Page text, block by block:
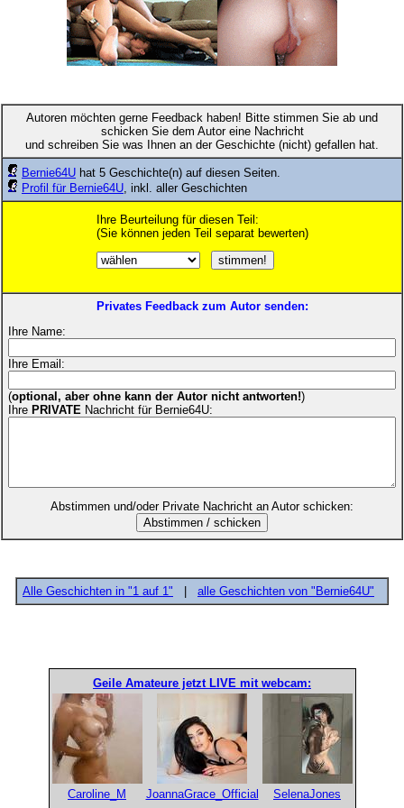
Autoren möchten gerne Feedback haben! Bitte stimmen Sie ab und
schicken Sie dem Autor eine Nachricht
und schreiben Sie was Ihnen an der Geschichte (nicht) gefallen hat.
Bernie64U hat 5 Geschichte(n) auf diesen Seiten.
Profil für Bernie64U , inkl. aller Geschichten
Ihre Beurteilung für diesen Teil:
(Sie können jeden Teil separat bewerten)
Privates Feedback zum Autor senden:
Ihre Name:
Ihre Email:
(optional, aber ohne kann der Autor nicht antworten!)
Ihre PRIVATE Nachricht für Bernie64U:
Abstimmen und/oder Private Nachricht an Autor schicken:
Alle Geschichten in "1 auf 1" alle Geschichten von "Bernie64U"
Geile Amateure jetzt LIVE mit webcam:
Caroline_M JoannaGrace_Official SelenaJones